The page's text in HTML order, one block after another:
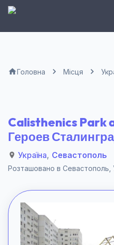
Головна Місця
Calisthenics Park
Героев
Україна, Севастополь
Розташовано в Севастополь